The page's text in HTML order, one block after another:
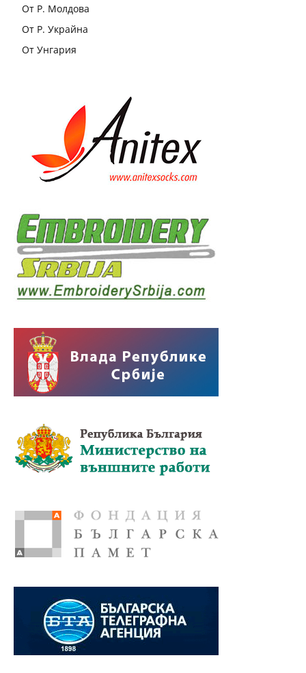
От Р. Молдова
От Р. Украйна
От Унгария